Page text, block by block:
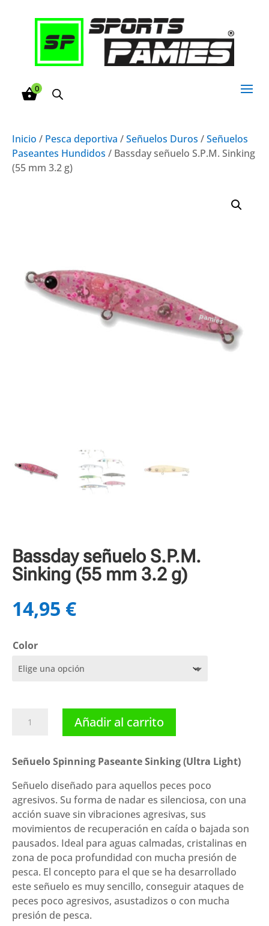
0
Inicio / Pesca deportiva /Señuelos Duros /Señuelos
Paseantes Hundidos / Bassday señuelo S.P.M. Sinking
(55 mm 3.2 g)
Bassday señuelo S.P.M.
Sinking (55 mm 3.2 g)
14,95 €
Color
señuelo
Sinking
mm
3.2
g)
cantidad
Añadir al carrito
Señuelo Spinning Paseante Sinking (Ultra Light)
Señuelo diseñado para aquellos peces poco
agresivos. Su forma de nadar es silenciosa, con una
acción suave sin vibraciones agresivas, sus
movimientos de recuperación en caída o bajada son
pausados. Ideal para aguas calmadas, cristalinas en
zona de poca profundidad con mucha presión de
pesca. El concepto para el que se ha desarrollado
este señuelo es muy sencillo, conseguir ataques de
peces poco agresivos, asustadizos o con mucha
presión de pesca.